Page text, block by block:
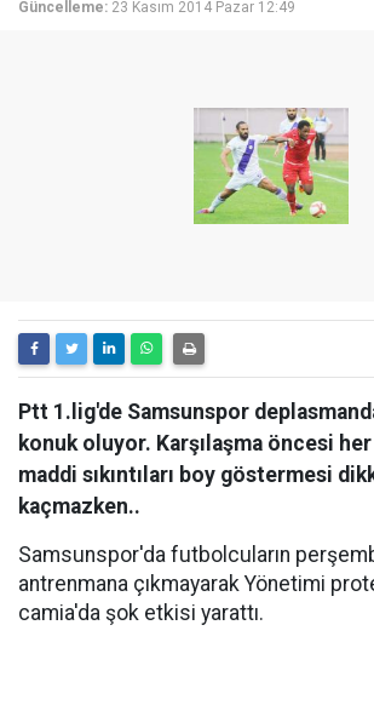
Güncelleme: 23 Kasım 2014 Pazar 12:49
Ptt 1.lig'de Samsunspor
konuk oluyor. Karşılaşma öncesi
maddi sıkıntıları boy göstermesi
kaçmazken..
Samsunspor'da futbolcuların
antrenmana çıkmayarak Yönetimi
camia'da şok etkisi yarattı.